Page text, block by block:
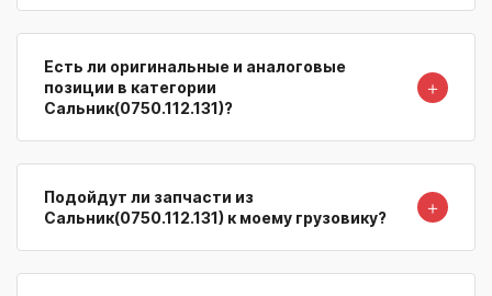
Есть ли оригинальные и аналоговые
позиции в категории
Сальник(0750.112.131)?
＋
Подойдут ли запчасти из
Сальник(0750.112.131) к моему грузовику?
＋